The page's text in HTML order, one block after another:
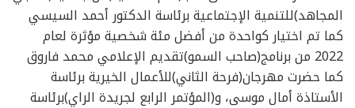
المجاهد)للتنمية الإجتماعية برئاسة الدكتور أحمد السيسي
كما تم اختيار كواحدة من أفضل مئة شخصية مؤثرة لعام
2022 من برنامج(صاحب السمو)تقديم الإعلامي محمد فاروق
كما حضرت مهرجان(فرحة الثاني)للأعمال الخيرية برئاسة
الأستاذة أمال موسى، و(المؤتمر الرابع لجريدة الراي)برئاسة